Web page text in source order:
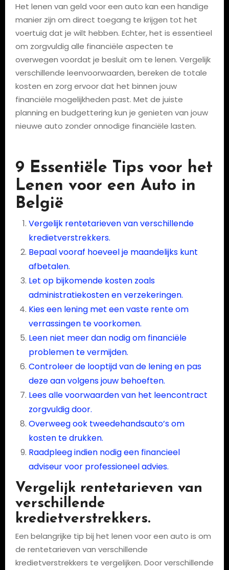
Het lenen van geld voor een auto kan een handige
manier zijn om direct toegang te krijgen tot het
voertuig dat je wilt hebben. Echter, het is essentieel
om zorgvuldig alle financiële aspecten te
overwegen voordat je besluit om te lenen. Vergelijk
verschillende leenvoorwaarden, bereken de totale
kosten en zorg ervoor dat het binnen jouw
financiële mogelijkheden past. Met de juiste
planning en budgettering kun je genieten van jouw
nieuwe auto zonder onnodige financiële lasten.
9 Essentiële Tips voor het
Lenen voor een Auto in
België
Vergelijk rentetarieven van verschillende
kredietverstrekkers.
Bepaal vooraf hoeveel je maandelijks kunt
afbetalen.
Let op bijkomende kosten zoals
administratiekosten en verzekeringen.
Kies een lening met een vaste rente om
verrassingen te voorkomen.
Leen niet meer dan nodig om financiële
problemen te vermijden.
Controleer de looptijd van de lening en pas
deze aan volgens jouw behoeften.
Lees alle voorwaarden van het leencontract
zorgvuldig door.
Overweeg ook tweedehandsauto’s om
kosten te drukken.
Raadpleeg indien nodig een financieel
adviseur voor professioneel advies.
Vergelijk rentetarieven van
verschillende
kredietverstrekkers.
Een belangrijke tip bij het lenen voor een auto is om
de rentetarieven van verschillende
kredietverstrekkers te vergelijken. Door verschillende